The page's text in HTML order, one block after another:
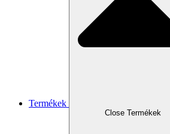
Termékek
Close Termékek